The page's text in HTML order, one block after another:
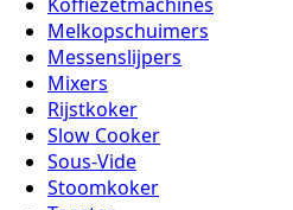
Melkopschuimers
Messenslijpers
Mixers
Rijstkoker
Slow Cooker
Sous-Vide
Stoomkoker